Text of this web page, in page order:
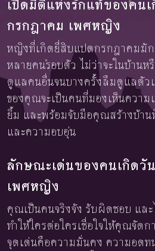
เปิดมิติแห่งรักแท้ของคน
กรกฎาคม เพศหญิง
หญิงที่เกิดยี่สิบแปดกรกฎาคมมัก
หลายคนรอบตัว ไม่ว่าจะในบ้าน
ดูแลคนอื่นจนบางครั้งลืมดูแลตัวเ
ของคุณจะเป็นคนที่มองเห็นความ
ยิ้ม และพร้อมจับมือคุณสร้างบ้าน
และความอบอุ่น
ลักษณะเด่นของคนเกิดวั
เพศหญิง
คุณเป็นคนจริงจัง รับผิดชอบ และ
ทำให้ใครต่อใครเชื่อใจให้คุณจัด
จุดเด่นคือความมั่นคง ความอดท